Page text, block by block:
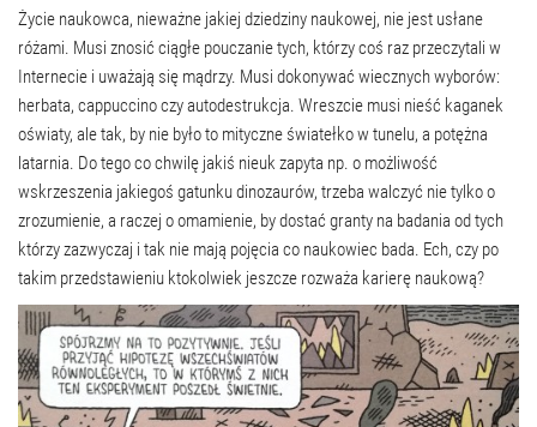
Życie naukowca, nieważne jakiej dziedziny naukowej, nie jest usłane
różami. Musi znosić ciągłe pouczanie tych, którzy coś raz przeczytali w
Internecie i uważają się mądrzy. Musi dokonywać wiecznych wyborów:
herbata, cappuccino czy autodestrukcja. Wreszcie musi nieść kaganek
oświaty, ale tak, by nie było to mityczne światełko w tunelu, a potężna
latarnia. Do tego co chwilę jakiś nieuk zapyta np. o możliwość
wskrzeszenia jakiegoś gatunku dinozaurów, trzeba walczyć nie tylko o
zrozumienie, a raczej o omamienie, by dostać granty na badania od tych
którzy zazwyczaj i tak nie mają pojęcia co naukowiec bada. Ech, czy po
takim przedstawieniu ktokolwiek jeszcze rozważa karierę naukową?